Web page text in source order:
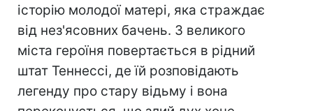
історію молодої матері, яка страждає
від нез'ясовних бачень. З великого
міста героїня повертається в рідний
штат Теннессі, де їй розповідають
легенду про стару відьму і вона